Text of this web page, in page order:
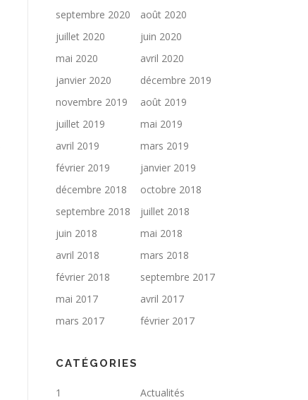
septembre 2020
août 2020
juillet 2020
juin 2020
mai 2020
avril 2020
janvier 2020
décembre 2019
novembre 2019
août 2019
juillet 2019
mai 2019
avril 2019
mars 2019
février 2019
janvier 2019
décembre 2018
octobre 2018
septembre 2018
juillet 2018
juin 2018
mai 2018
avril 2018
mars 2018
février 2018
septembre 2017
mai 2017
avril 2017
mars 2017
février 2017
CATÉGORIES
1
Actualités